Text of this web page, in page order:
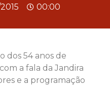
00:00
dos 54 anos de
a fala da Jandira
e a programação